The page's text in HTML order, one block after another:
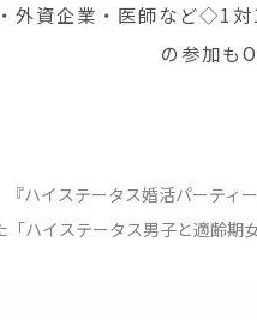
外資企業・医師など◇1
の参加も
『ハイステータス婚活パーティ
ハイステータス男子と適齢期